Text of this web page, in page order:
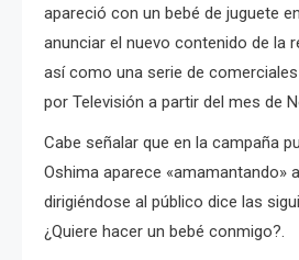
apareció con un bebé de juguete
anunciar el nuevo contenido de la
así como una serie de
por Televisión a partir del mes de
Cabe señalar que en la campaña
Oshima aparece «amamantando»
dirigiéndose al público dice las
¿Quiere hacer un bebé conmigo?.